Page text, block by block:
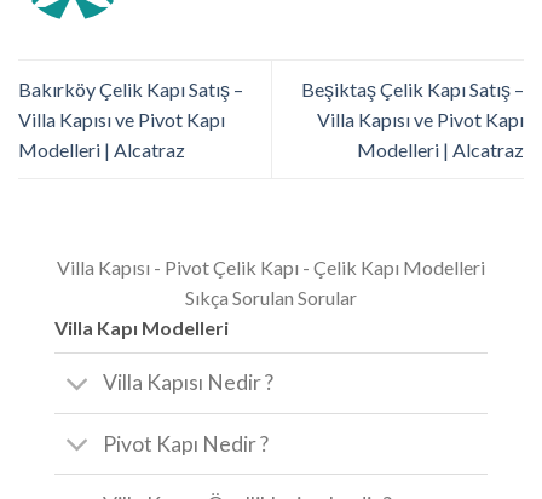
Bakırköy Çelik Kapı Satış –
Villa Kapısı ve Pivot Kapı
Modelleri | Alcatraz
Beşiktaş Çelik Kapı Satış –
Villa Kapısı ve Pivot Kapı
Modelleri | Alcatraz
Villa Kapısı - Pivot Çelik Kapı - Çelik Kapı Modelleri
Sıkça Sorulan Sorular
Villa Kapı Modelleri
Villa Kapısı Nedir ?
Pivot Kapı Nedir ?